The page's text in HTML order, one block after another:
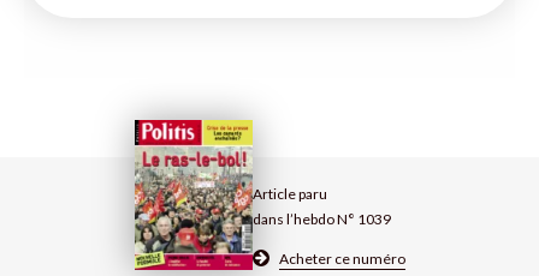
Article paru
dans l’hebdo N° 1039
Acheter ce numéro